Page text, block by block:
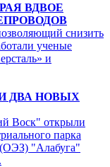
ВДВОЕ
снизить
ученые
и
ДВА НОВЫХ
Воск" открыли
парка
"Алабуга"